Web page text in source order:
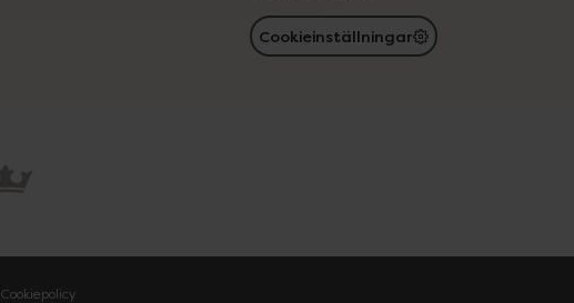
Cookieinställningar
Cookiepolicy